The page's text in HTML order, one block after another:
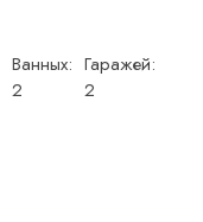
Ванных:
2
Гаражей:
2